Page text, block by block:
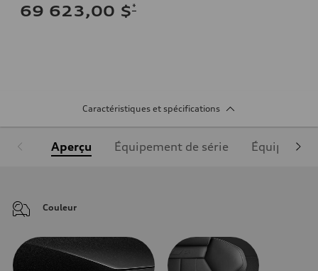
69 623,00 $*
Caractéristiques et spécifications
Aperçu Équipement de série
Couleur